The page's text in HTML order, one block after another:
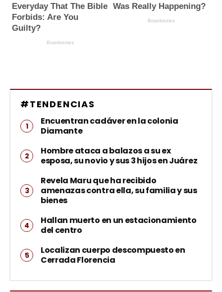
#TENDENCIAS
Encuentran cadáver en la colonia
Diamante
Hombre ataca a balazos a su ex
esposa, su novio y sus 3 hijos en Juárez
Revela Maru que ha recibido
amenazas contra ella, su familia y sus
bienes
Hallan muerto en un estacionamiento
del centro
Localizan cuerpo descompuesto en
Cerrada Florencia